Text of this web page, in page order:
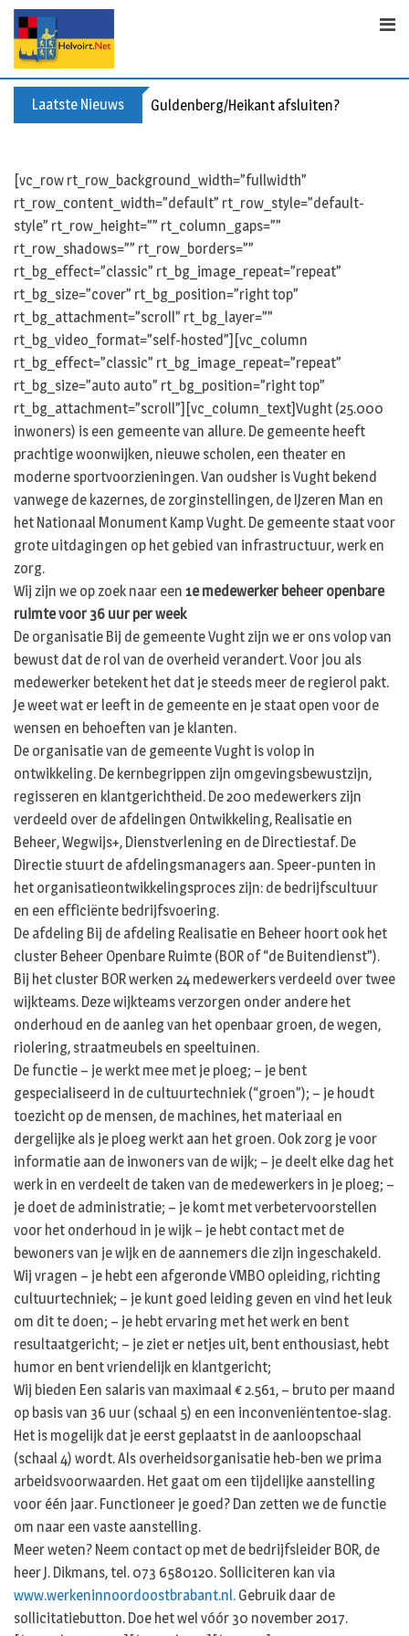
Skip
content
Laatste Nieuws Guldenberg/Heikant afsluiten?
[vc_row rt_row_background_width=”fullwidth”
rt_row_content_width=”default” rt_row_style=”default-
style” rt_row_height=”” rt_column_gaps=””
rt_row_shadows=”” rt_row_borders=””
rt_bg_effect=”classic” rt_bg_image_repeat=”repeat”
rt_bg_size=”cover” rt_bg_position=”right top”
rt_bg_attachment=”scroll” rt_bg_layer=””
rt_bg_video_format=”self-hosted”][vc_column
rt_bg_effect=”classic” rt_bg_image_repeat=”repeat”
rt_bg_size=”auto auto” rt_bg_position=”right top”
rt_bg_attachment=”scroll”][vc_column_text]Vught (25.000
inwoners) is een gemeente van allure. De gemeente heeft
prachtige woonwijken, nieuwe scholen, een theater en
moderne sportvoorzieningen. Van oudsher is Vught bekend
vanwege de kazernes, de zorginstellingen, de IJzeren Man en
het Nationaal Monument Kamp Vught. De gemeente staat voor
grote uitdagingen op het gebied van infrastructuur, werk en
zorg.
Wij zijn we op zoek naar een 1e medewerker beheer openbare
ruimte voor 36 uur per week
De organisatie Bij de gemeente Vught zijn we er ons volop van
bewust dat de rol van de overheid verandert. Voor jou als
medewerker betekent het dat je steeds meer de regierol pakt.
Je weet wat er leeft in de gemeente en je staat open voor de
wensen en behoeften van je klanten.
De organisatie van de gemeente Vught is volop in
ontwikkeling. De kernbegrippen zijn omgevingsbewustzijn,
regisseren en klantgerichtheid. De 200 medewerkers zijn
verdeeld over de afdelingen Ontwikkeling, Realisatie en
Beheer, Wegwijs+, Dienstverlening en de Directiestaf. De
Directie stuurt de afdelingsmanagers aan. Speer-punten in
het organisatieontwikkelingsproces zijn: de bedrijfscultuur
en een efficiënte bedrijfsvoering.
De afdeling Bij de afdeling Realisatie en Beheer hoort ook het
cluster Beheer Openbare Ruimte (BOR of “de Buitendienst”).
Bij het cluster BOR werken 24 medewerkers verdeeld over twee
wijkteams. Deze wijkteams verzorgen onder andere het
onderhoud en de aanleg van het openbaar groen, de wegen,
riolering, straatmeubels en speeltuinen.
De functie – je werkt mee met je ploeg; – je bent
gespecialiseerd in de cultuurtechniek (“groen”); – je houdt
toezicht op de mensen, de machines, het materiaal en
dergelijke als je ploeg werkt aan het groen. Ook zorg je voor
informatie aan de inwoners van de wijk; – je deelt elke dag het
werk in en verdeelt de taken van de medewerkers in je ploeg; –
je doet de administratie; – je komt met verbetervoorstellen
voor het onderhoud in je wijk – je hebt contact met de
bewoners van je wijk en de aannemers die zijn ingeschakeld.
Wij vragen – je hebt een afgeronde VMBO opleiding, richting
cultuurtechniek; – je kunt goed leiding geven en vind het leuk
om dit te doen; – je hebt ervaring met het werk en bent
resultaatgericht; – je ziet er netjes uit, bent enthousiast, hebt
humor en bent vriendelijk en klantgericht;
Wij bieden Een salaris van maximaal € 2.561, – bruto per maand
op basis van 36 uur (schaal 5) en een inconveniëntentoe-slag.
Het is mogelijk dat je eerst geplaatst in de aanloopschaal
(schaal 4) wordt. Als overheidsorganisatie heb-ben we prima
arbeidsvoorwaarden. Het gaat om een tijdelijke aanstelling
voor één jaar. Functioneer je goed? Dan zetten we de functie
om naar een vaste aanstelling.
Meer weten? Neem contact op met de bedrijfsleider BOR, de
heer J. Dikmans, tel. 073 6580120. Solliciteren kan via
www.werkeninnoordoostbrabant.nl. Gebruik daar de
sollicitatiebutton. Doe het wel vóór 30 november 2017.